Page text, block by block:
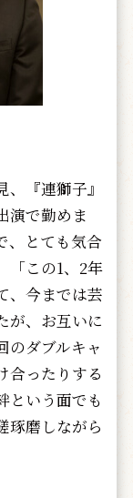
『連獅子』
演で勤めま
、とても気合
「この1、2年
、今までは芸
が、お互いに
のダブルキャ
合ったりする
という面でも
琢磨しながら